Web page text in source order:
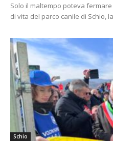
Solo il maltempo poteva
di vita del parco canile di Schio,
Schio